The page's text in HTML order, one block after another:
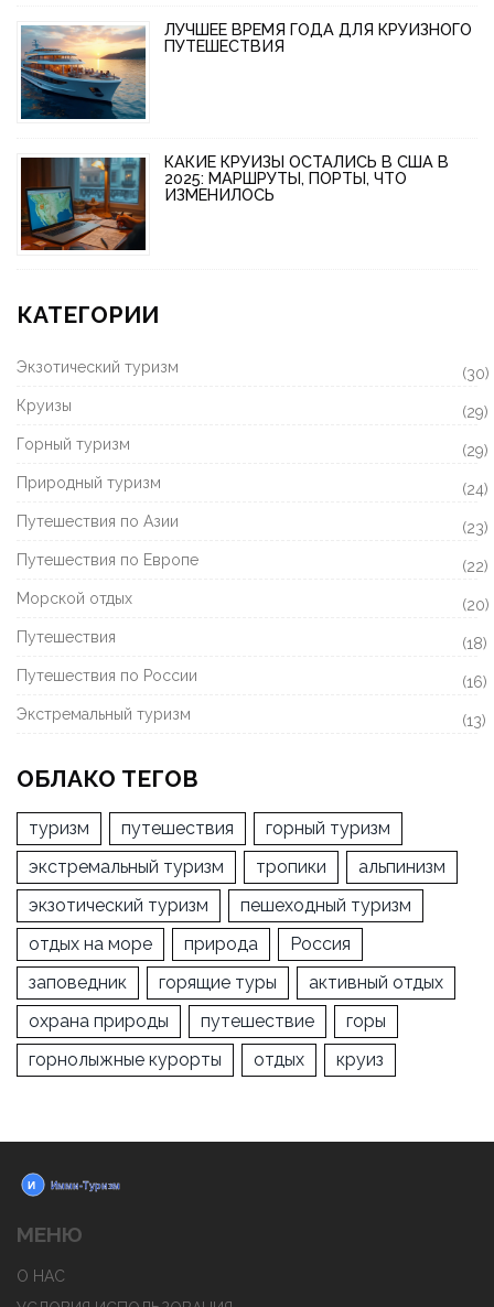
ЛУЧШЕЕ ВРЕМЯ ГОДА ДЛЯ КРУИЗНОГО
ПУТЕШЕСТВИЯ
КАКИЕ КРУИЗЫ ОСТАЛИСЬ В США В
2025: МАРШРУТЫ, ПОРТЫ, ЧТО
ИЗМЕНИЛОСЬ
КАТЕГОРИИ
Экзотический туризм
(30)
Круизы
(29)
Горный туризм
(29)
Природный туризм
(24)
Путешествия по Азии
(23)
Путешествия по Европе
(22)
Морской отдых
(20)
Путешествия
(18)
Путешествия по России
(16)
Экстремальный туризм
(13)
ОБЛАКО ТЕГОВ
туризм путешествия
горный туризм
экстремальный туризм
тропики
альпинизм
экзотический туризм
пешеходный туризм
отдых на море
природа
Россия
заповедник
горящие туры
активный отдых
охрана природы
путешествие
горы
горнолыжные курорты
отдых круиз
МЕНЮ
О НАС